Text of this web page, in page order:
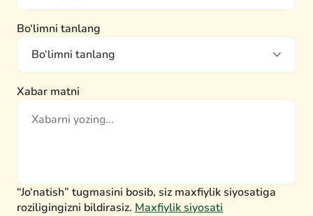
Bo‘limni tanlang
Xabar matni
“Jo‘natish” tugmasini bosib, siz maxfiylik siyosatiga
roziligingizni bildirasiz. Maxfiylik siyosati